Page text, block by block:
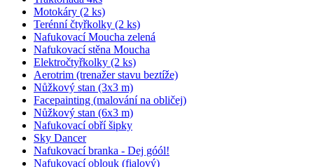
Motokáry (2 ks)
Terénní čtyřkolky (2 ks)
Nafukovací Moucha zelená
Nafukovací stěna Moucha
Elektročtyřkolky (2 ks)
Aerotrim (trenažer stavu beztíže)
Nůžkový stan (3x3 m)
Facepainting (malování na obličej)
Nůžkový stan (6x3 m)
Nafukovací obří šipky
Sky Dancer
Nafukovací branka - Dej góól!
Nafukovací oblouk (fialový)